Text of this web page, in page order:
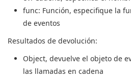
func: Función, especifique la
de eventos
Resultados de devolución:
Object, devuelve el objeto de
las llamadas en cadena